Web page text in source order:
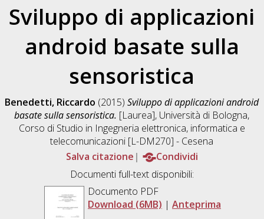
Sviluppo di applicazioni
android basate sulla
sensoristica
Benedetti, Riccardo (2015)Sviluppo di applicazioni android
basate sulla sensoristica. [Laurea], Università di Bologna,
Corso di Studio in Ingegneria elettronica, informatica e
telecomunicazioni [L-DM270] - Cesena
Salva citazione
Condividi
Documenti full-text disponibili:
Documento PDF
Download (6MB) | Anteprima